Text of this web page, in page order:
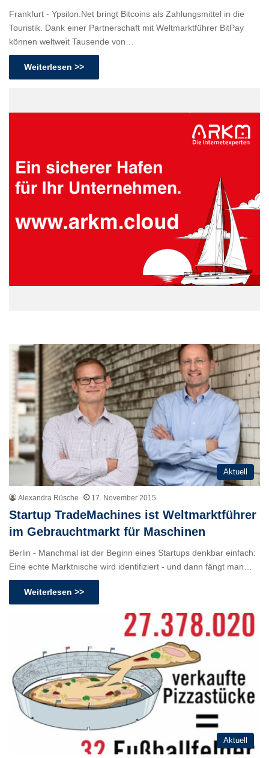
Frankfurt - Ypsilon.Net bringt Bitcoins als Zahlungsmittel in die
Touristik. Dank einer Partnerschaft mit Weltmarktführer BitPay
können weltweit Tausende von…
Weiterlesen >>
Aktuell
Alexandra Rüsche 17. November 2015
Startup TradeMachines ist Weltmarktführer
im Gebrauchtmarkt für Maschinen
Berlin - Manchmal ist der Beginn eines Startups denkbar einfach:
Eine echte Marktnische wird identifiziert - und dann fängt man…
Weiterlesen >>
Aktuell